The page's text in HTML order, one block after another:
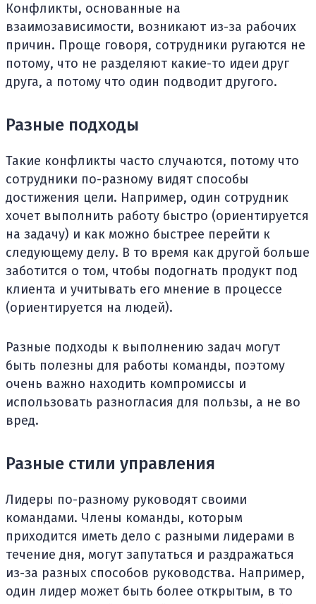
Конфликты, основанные на
взаимозависимости, возникают из-за рабочих
причин. Проще говоря, сотрудники ругаются не
потому, что не разделяют какие-то идеи друг
друга, а потому что один подводит другого.
Разные подходы
Такие конфликты часто случаются, потому что
сотрудники по-разному видят способы
достижения цели. Например, один сотрудник
хочет выполнить работу быстро (ориентируется
на задачу) и как можно быстрее перейти к
следующему делу. В то время как другой больше
заботится о том, чтобы подогнать продукт под
клиента и учитывать его мнение в процессе
(ориентируется на людей).
Разные подходы к выполнению задач могут
быть полезны для работы команды, поэтому
очень важно находить компромиссы и
использовать разногласия для пользы, а не во
вред.
Разные стили управления
Лидеры по-разному руководят своими
командами. Члены команды, которым
приходится иметь дело с разными лидерами в
течение дня, могут запутаться и раздражаться
из-за разных способов руководства. Например,
один лидер может быть более открытым, в то